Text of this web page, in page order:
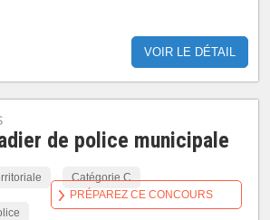
VOIR LE DÉTAIL
de police municipale
Catégorie C
PRÉPAREZ CE CONCOURS